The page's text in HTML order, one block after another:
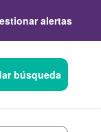
alertas
búsqueda